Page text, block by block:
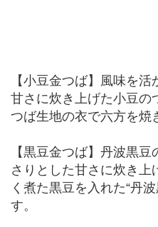
【小豆金つば】風味を
甘さに炊き上げた小豆の
つば生地の衣で六方を焼
【黒豆金つば】丹波黒
さりとした甘さに炊き上
く煮た黒豆を入れた“丹
す。